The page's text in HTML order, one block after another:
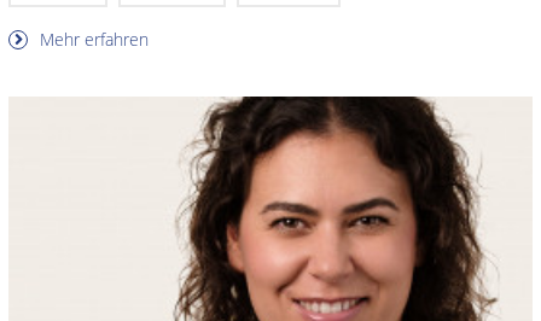
Mehr erfahren